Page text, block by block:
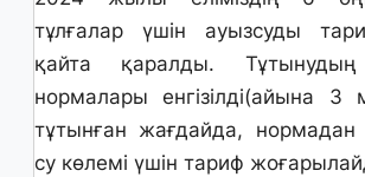
тұлғалар үшін ауызсуды
қайта қаралды. Тұтынудың
нормалары енгізілді(айына
тұтынған жағдайда, нормадан
су көлемі үшін тариф